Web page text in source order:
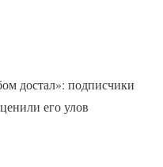
достал»: подписчики
его улов